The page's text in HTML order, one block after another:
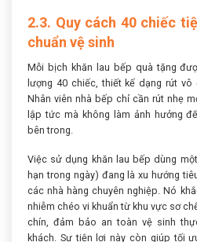
2.3. Quy cách 40 chiếc
chuẩn vệ sinh
Mỗi bịch khăn lau bếp quà tặng
lượng 40 chiếc, thiết kế dạng rút
Nhân viên nhà bếp chỉ cần rút nhẹ
lập tức mà không làm ảnh hưởng
bên trong.
Việc sử dụng khăn lau bếp dùng
hạn trong ngày) đang là xu hướng
các nhà hàng chuyên nghiệp. Nó
nhiễm chéo vi khuẩn từ khu vực sơ
chín, đảm bảo an toàn vệ sinh
khách. Sự tiện lợi này còn giúp tối